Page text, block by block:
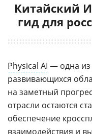
Китайский
гид для
Physical AI — одна
развивающихся
на заметный
отрасли остаются
обеспечение
взаимодействия и